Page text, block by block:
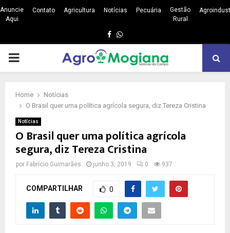
Anuncie
Aqui
Contato Agricultura Notícias Pecuária
Gestão
Rural
Facebook
Whatsapp
PRIMARY
Home
Notícias
O Brasil quer uma política agrícola segura, diz Tereza Cristina
Notícias
O Brasil quer uma política agrícola
segura, diz Tereza Cristina
por Fabrício Guimarães junho 3, 2019 0 937
COMPARTILHAR 0